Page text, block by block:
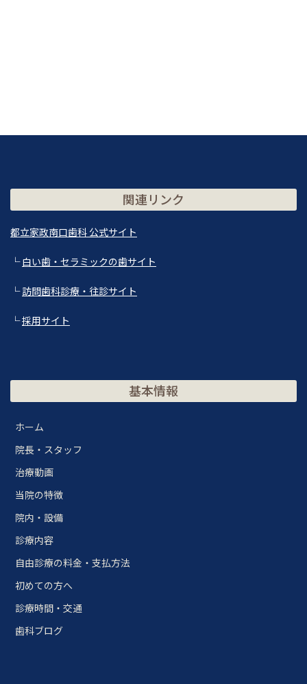
関連リンク
都立家政南口歯科 公式サイト
└白い歯・セラミックの歯サイト
└訪問歯科診療・往診サイト
└採用サイト
基本情報
ホーム
院長・スタッフ
治療動画
当院の特徴
院内・設備
診療内容
自由診療の料金・支払方法
初めての方へ
診療時間・交通
歯科ブログ